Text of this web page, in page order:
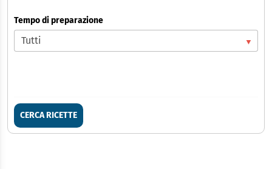
Tempo di preparazione
CERCA RICETTE